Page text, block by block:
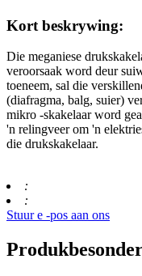
Kort beskrywing:
Die meganiese
veroorsaak word deur
toeneem, sal die
(diafragma, balg, suier)
mikro -skakelaar word
'n relingveer om 'n
die drukskakelaar.
:
:
Stuur e -pos aan ons